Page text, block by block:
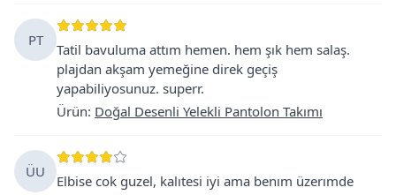
PT
Tatil bavuluma attım hemen. hem şık hem salaş.
plajdan akşam yemeğine direk geçiş
yapabiliyosunuz. superr.
Ürün: Doğal Desenli Yelekli Pantolon Takımı
ÜU
Elbise cok guzel, kalıtesi iyi ama benım üzerımde